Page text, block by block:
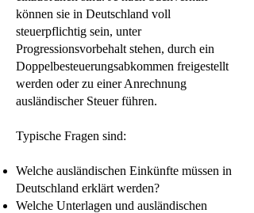
können sie in Deutschland voll
steuerpflichtig sein, unter
Progressionsvorbehalt stehen, durch ein
Doppelbesteuerungsabkommen freigestellt
werden oder zu einer Anrechnung
ausländischer Steuer führen.
Typische Fragen sind:
Welche ausländischen Einkünfte müssen in
Deutschland erklärt werden?
Welche Unterlagen und ausländischen